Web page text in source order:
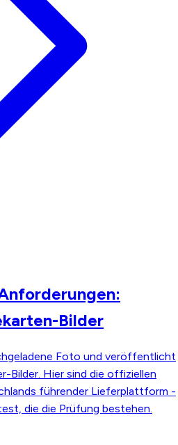
Bilder
Foto und veröffentlicht
Bilder. Hier sind die offiziellen
führender Lieferplattform -
die die Prüfung bestehen.